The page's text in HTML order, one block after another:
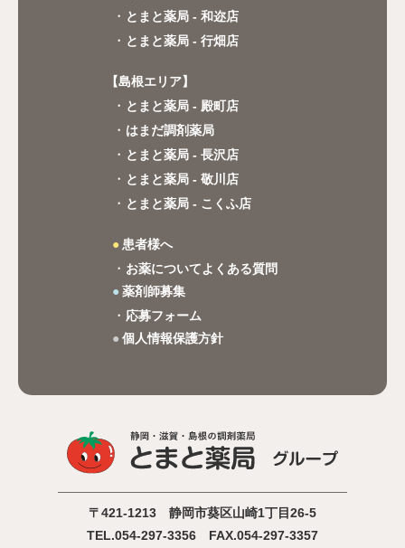
とまと薬局 - 和迩店
とまと薬局 - 行畑店
【島根エリア】
とまと薬局 - 殿町店
はまだ調剤薬局
とまと薬局 - 長沢店
とまと薬局 - 敬川店
とまと薬局 - こくふ店
患者様へ
お薬についてよくある質問
薬剤師募集
応募フォーム
個人情報保護方針
〒421-1213 静岡市葵区山崎1丁目26-5
TEL.054-297-3356 FAX.054-297-3357